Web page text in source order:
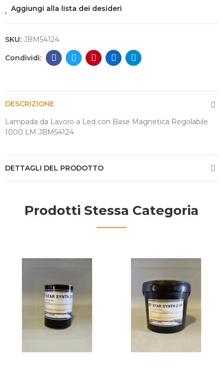
Aggiungi alla lista dei desideri
SKU: JBM54124
DESCRIZIONE
Lampada da Lavoro a Led con Base Magnetica Regolabile
1000 LM JBM54124
DETTAGLI DEL PRODOTTO
Prodotti Stessa Categoria